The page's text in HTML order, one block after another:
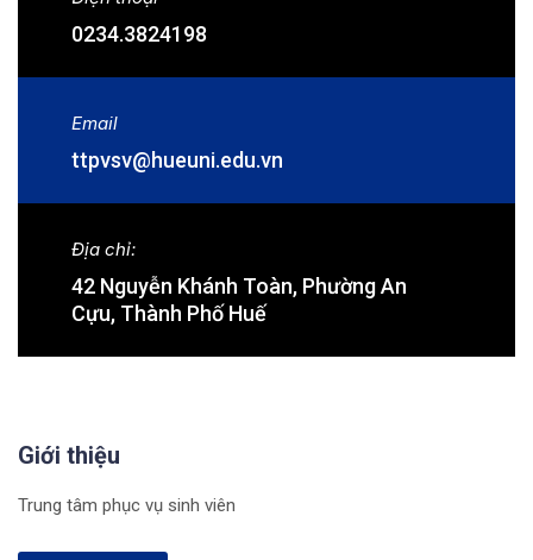
0234.3824198
Email
ttpvsv@hueuni.edu.vn
Địa chỉ:
42 Nguyễn Khánh Toàn, Phường An
Cựu, Thành Phố Huế
Giới thiệu
Trung tâm phục vụ sinh viên